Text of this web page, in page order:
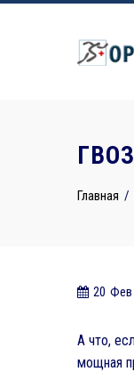
Главная
20 Фев
А что,
мощная